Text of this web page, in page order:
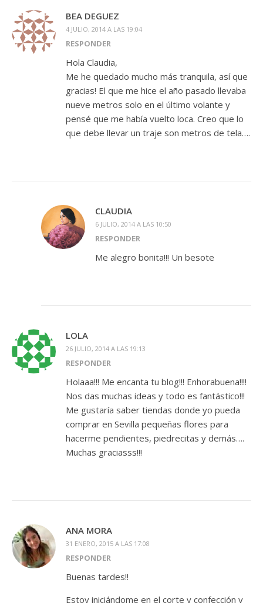
BEA DEGUEZ
4 JULIO, 2014 A LAS 19:04
RESPONDER
Hola Claudia,
Me he quedado mucho más tranquila, así que
gracias! El que me hice el año pasado llevaba
nueve metros solo en el último volante y
pensé que me había vuelto loca. Creo que lo
que debe llevar un traje son metros de tela….
CLAUDIA
6 JULIO, 2014 A LAS 10:50
RESPONDER
Me alegro bonita!!! Un besote
LOLA
26 JULIO, 2014 A LAS 19:13
RESPONDER
Holaaa!!! Me encanta tu blog!!! Enhorabuena!!!!
Nos das muchas ideas y todo es fantástico!!!
Me gustaría saber tiendas donde yo pueda
comprar en Sevilla pequeñas flores para
hacerme pendientes, piedrecitas y demás….
Muchas graciasss!!!
ANA MORA
31 ENERO, 2015 A LAS 17:08
RESPONDER
Buenas tardes!!
Estoy iniciándome en el corte y confección y